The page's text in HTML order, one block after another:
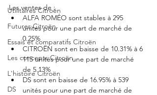
Utilitaires Citroën
Futures Citroën
Essais et comparatifs Citroën
Les concepts Citroën
L'histoire Citroën
DS
Les ventes de :
ALFA ROMÉO sont stables à 295
unités pour une part de marché de
0.25%
CITROËN sont en baisse de 10.31% à 6
115 unités pour une part de marché
de 5.13%
DS sont en baisse de 16.95% à 539
unités pour une part de marché de